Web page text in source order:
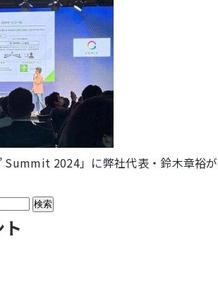
Summit 2024」に弊社代表・鈴木章裕が